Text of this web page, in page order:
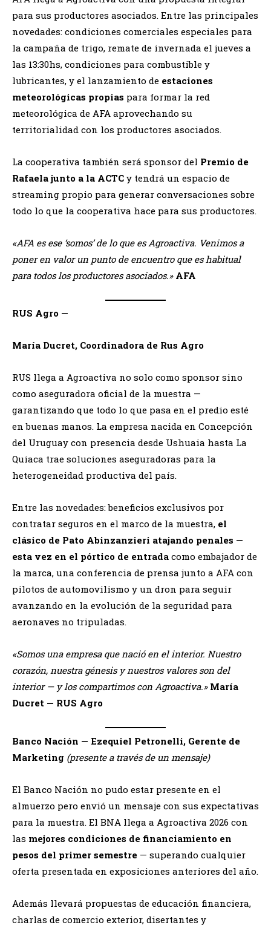
para sus productores asociados. Entre las principales
novedades: condiciones comerciales especiales para
la campaña de trigo, remate de invernada el jueves a
las 13:30hs, condiciones para combustible y
lubricantes, y el lanzamiento de estaciones
meteorológicas propias para formar la red
meteorológica de AFA aprovechando su
territorialidad con los productores asociados.
La cooperativa también será sponsor del Premio de
Rafaela junto a la ACTC y tendrá un espacio de
streaming propio para generar conversaciones sobre
todo lo que la cooperativa hace para sus productores.
«AFA es ese ‘somos’ de lo que es Agroactiva. Venimos a
poner en valor un punto de encuentro que es habitual
para todos los productores asociados.» AFA
RUS Agro —
María Ducret, Coordinadora de Rus Agro
RUS llega a Agroactiva no solo como sponsor sino
como aseguradora oficial de la muestra —
garantizando que todo lo que pasa en el predio esté
en buenas manos. La empresa nacida en Concepción
del Uruguay con presencia desde Ushuaia hasta La
Quiaca trae soluciones aseguradoras para la
heterogeneidad productiva del país.
Entre las novedades: beneficios exclusivos por
contratar seguros en el marco de la muestra, el
clásico de Pato Abinzanzieri atajando penales —
esta vez en el pórtico de entrada como embajador de
la marca, una conferencia de prensa junto a AFA con
pilotos de automovilismo y un dron para seguir
avanzando en la evolución de la seguridad para
aeronaves no tripuladas.
«Somos una empresa que nació en el interior. Nuestro
corazón, nuestra génesis y nuestros valores son del
interior — y los compartimos con Agroactiva.» María
Ducret — RUS Agro
Banco Nación — Ezequiel Petronelli, Gerente de
Marketing (presente a través de un mensaje)
El Banco Nación no pudo estar presente en el
almuerzo pero envió un mensaje con sus expectativas
para la muestra. El BNA llega a Agroactiva 2026 con
las mejores condiciones de financiamiento en
pesos del primer semestre — superando cualquier
oferta presentada en exposiciones anteriores del año.
Además llevará propuestas de educación financiera,
charlas de comercio exterior, disertantes y